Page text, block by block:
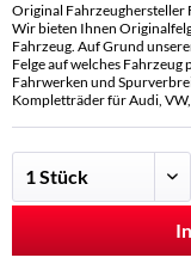
Original Fahrzeughersteller
Wir bieten Ihnen
Fahrzeug. Auf Grund
Felge auf welches
Fahrwerken und
Kompletträder für Audi,